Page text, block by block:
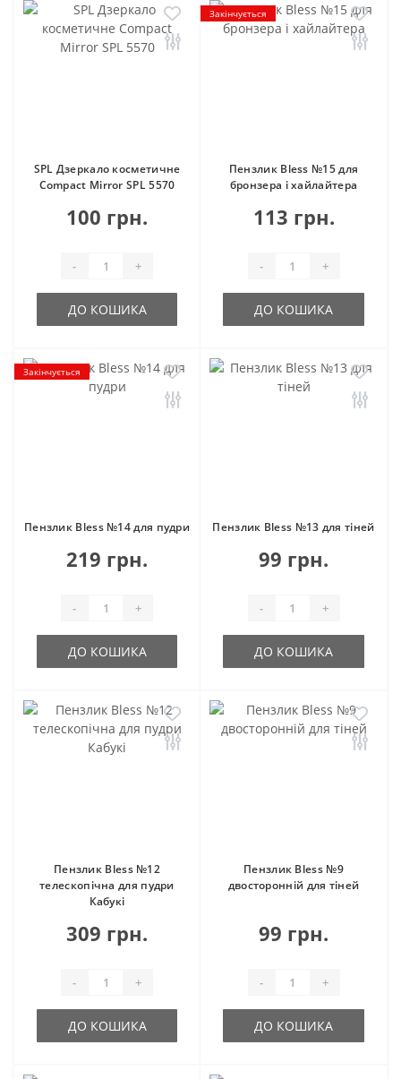
SPL Дзеркало косметичне
Compact Mirror SPL 5570
100 грн.
- +
ДО КОШИКА
Закінчується
Пензлик Bless №15 для
бронзера і хайлайтера
113 грн.
- +
ДО КОШИКА
Закінчується
Пензлик Bless №14 для пудри
219 грн.
- +
ДО КОШИКА
Пензлик Bless №13 для тіней
99 грн.
- +
ДО КОШИКА
Пензлик Bless №12
телескопічна для пудри
Кабукі
309 грн.
- +
ДО КОШИКА
Пензлик Bless №9
двосторонній для тіней
99 грн.
- +
ДО КОШИКА